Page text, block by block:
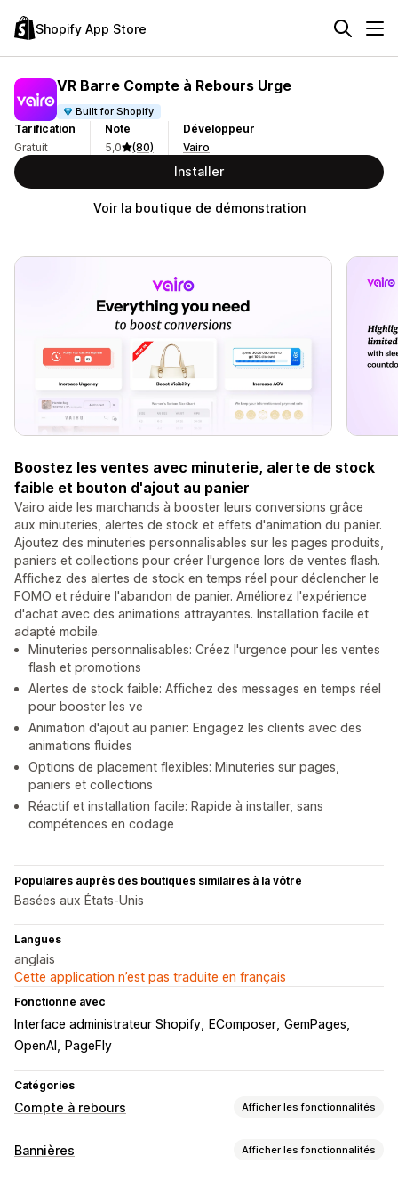
Shopify App Store
VR Barre Compte à Rebours Urge
Built for Shopify
Tarification
Gratuit
Note
5,0
(80)
Développeur
Vairo
Installer
Voir la boutique de démonstration
Boostez les ventes avec minuterie, alerte de stock
faible et bouton d'ajout au panier
Vairo aide les marchands à booster leurs conversions grâce
aux minuteries, alertes de stock et effets d'animation du panier.
Ajoutez des minuteries personnalisables sur les pages produits,
paniers et collections pour créer l'urgence lors de ventes flash.
Affichez des alertes de stock en temps réel pour déclencher le
FOMO et réduire l'abandon de panier. Améliorez l'expérience
d'achat avec des animations attrayantes. Installation facile et
adapté mobile.
Minuteries personnalisables: Créez l'urgence pour les ventes
flash et promotions
Alertes de stock faible: Affichez des messages en temps réel
pour booster les ve
Animation d'ajout au panier: Engagez les clients avec des
animations fluides
Options de placement flexibles: Minuteries sur pages,
paniers et collections
Réactif et installation facile: Rapide à installer, sans
compétences en codage
Populaires auprès des boutiques similaires à la vôtre
Basées aux États-Unis
Langues
anglais
Cette application n’est pas traduite en français
Fonctionne avec
Interface administrateur Shopify EComposer GemPages
OpenAI
PageFly
Catégories
Compte à rebours Afficher les fonctionnalités
Options d’affichage
Bannières Afficher les fonctionnalités